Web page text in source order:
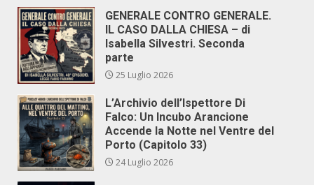
GENERALE CONTRO GENERALE.
IL CASO DALLA CHIESA – di
Isabella Silvestri. Seconda
parte
25 Luglio 2026
L’Archivio dell’Ispettore Di
Falco: Un Incubo Arancione
Accende la Notte nel Ventre del
Porto (Capitolo 33)
24 Luglio 2026